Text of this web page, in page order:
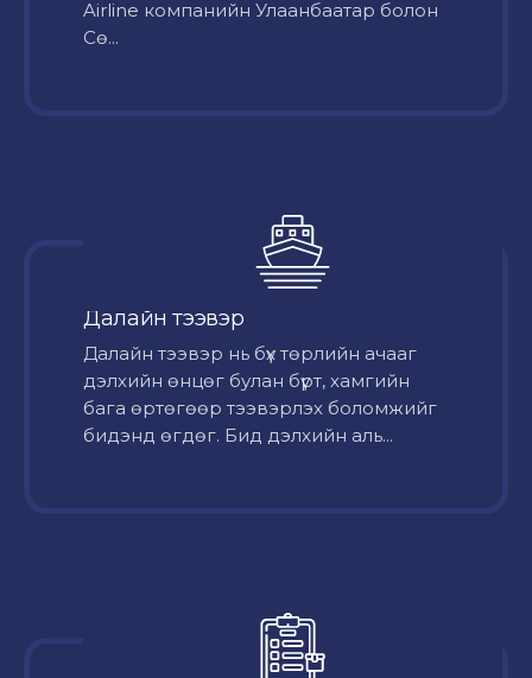
Airline компанийн Улаанбаатар болон
Сө...
Далайн тээвэр
Далайн тээвэр нь бүх төрлийн ачааг
дэлхийн өнцөг булан бүрт, хамгийн
бага өртөгөөр тээвэрлэх боломжийг
бидэнд өгдөг. Бид дэлхийн аль...